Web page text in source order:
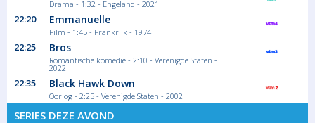
opgericht werd in 2004 en zich vooral op een vrouwelijk publiek
richtte, werd de zender in het najaar van 2011 overgenomen door
De Vijver, de moederholding van Woestijnvis.
Meer
Drama - 1:32 - Engeland - 2021
22:20 Emmanuelle
Film - 1:45 - Frankrijk - 1974
22:25 Bros
Romantische komedie - 2:10 - Verenigde Staten -
2022
22:35 Black Hawk Down
Oorlog - 2:25 - Verenigde Staten - 2002
SERIES DEZE AVOND